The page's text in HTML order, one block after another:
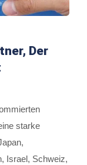
Der
starke
Israel, Schweiz,